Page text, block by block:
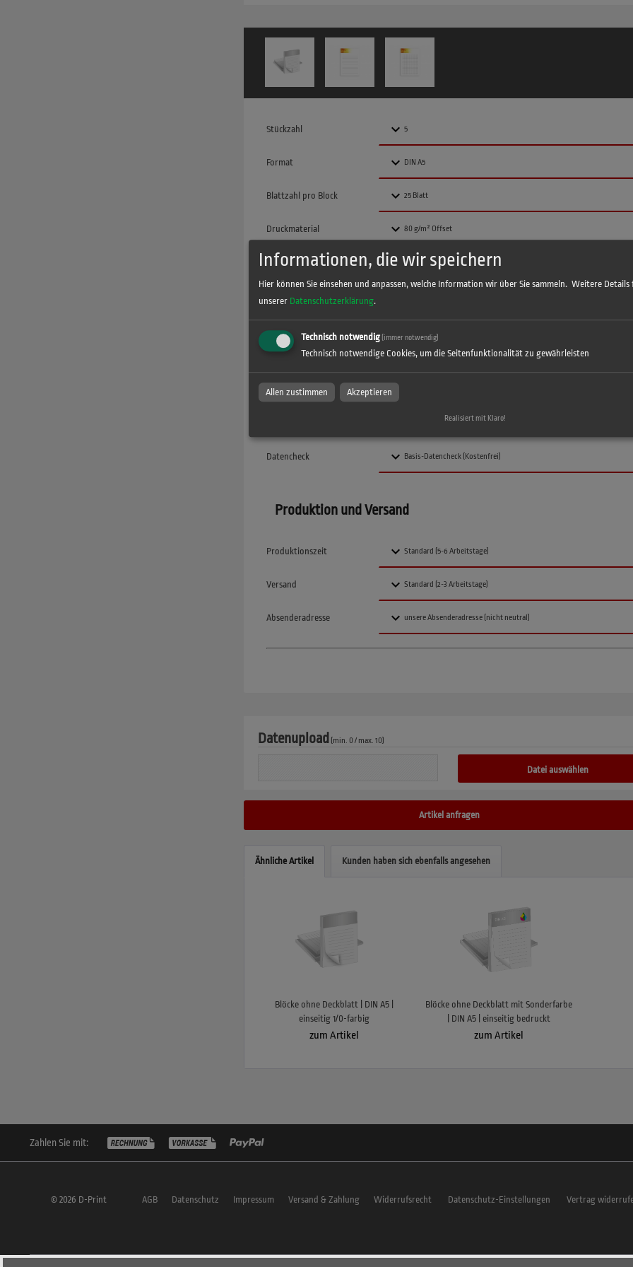
Stückzahl
Format
Blattzahl pro Block
Druckmaterial
Farbigkeit
Ausrichtung
Leimung
Datencheck
Produktion und Versand
Produktionszeit
Versand
Absenderadresse
Datenupload (min. 0 / max. 10)
Datei auswählen
Artikel anfragen
Ähnliche Artikel Kunden haben sich ebenfalls angesehen
Blöcke ohne Deckblatt | DIN A5 |
einseitig 1/0-farbig
zum Artikel
Blöcke ohne Deckblatt mit Sonderfarbe
| DIN A5 | einseitig bedruckt
zum Artikel
Zahlen Sie mit:
© 2026 D-Print AGB Datenschutz Impressum Versand & Zahlung Widerrufsrecht Datenschutz-Einstellungen Vertrag
Informationen, die wir speichern
Hier können Sie einsehen und anpassen, welche Information wir über Sie sammeln. Weitere Details
unserer Datenschutzerklärung.
Technisch notwendig (immer notwendig)
Technisch notwendige Cookies, um die Seitenfunktionalität zu gewährleisten
Allen zustimmen Akzeptieren
Realisiert mit Klaro!